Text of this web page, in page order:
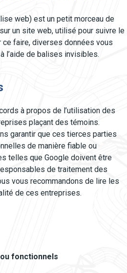
web) est un petit morceau de
un site web, utilisé pour suivre le
ce faire, diverses données vous
l’aide de balises invisibles.
à propos de l’utilisation des
plaçant des témoins.
garantir que ces tierces parties
de manière fiable ou
telles que Google doivent être
de traitement des
vous recommandons de lire les
de ces entreprises.
fonctionnels